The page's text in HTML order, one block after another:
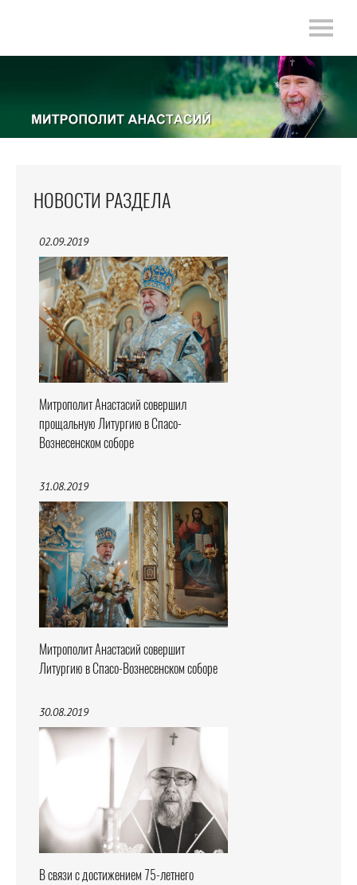
НОВОСТИ РАЗДЕЛА
02.09.2019
Митрополит Анастасий совершил
прощальную Литургию в Спасо-
Вознесенском соборе
31.08.2019
Митрополит Анастасий совершит
Литургию в Спасо-Вознесенском соборе
30.08.2019
В связи с достижением 75-летнего